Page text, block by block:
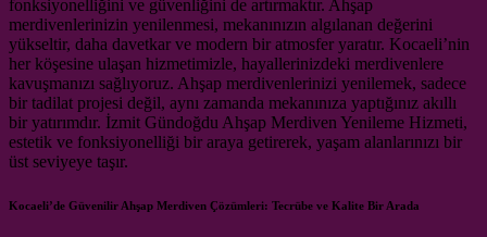
fonksiyonelliğini ve güvenliğini de artırmaktır. Ahşap
merdivenlerinizin yenilenmesi, mekanınızın algılanan değerini
yükseltir, daha davetkar ve modern bir atmosfer yaratır. Kocaeli’nin
her köşesine ulaşan hizmetimizle, hayallerinizdeki merdivenlere
kavuşmanızı sağlıyoruz. Ahşap merdivenlerinizi yenilemek, sadece
bir tadilat projesi değil, aynı zamanda mekanınıza yaptığınız akıllı
bir yatırımdır. İzmit Gündoğdu Ahşap Merdiven Yenileme Hizmeti,
estetik ve fonksiyonelliği bir araya getirerek, yaşam alanlarınızı bir
üst seviyeye taşır.
Kocaeli’de Güvenilir Ahşap Merdiven Çözümleri: Tecrübe ve Kalite Bir Arada